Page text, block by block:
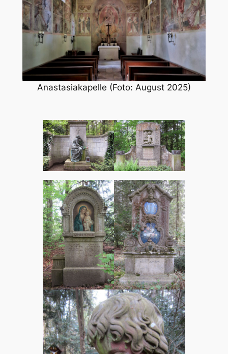
Anastasiakapelle (Foto: August 2025)